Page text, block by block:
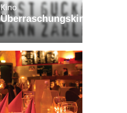
Kino
Überraschungskino